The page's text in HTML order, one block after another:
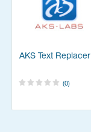
AKS Text Replacer
(0)